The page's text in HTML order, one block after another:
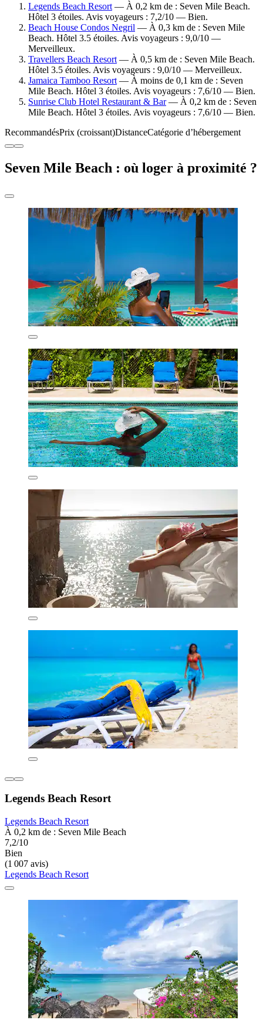
Legends Beach Resort — À 0,2 km de : Seven Mile Beach.
Hôtel 3 étoiles. Avis voyageurs : 7,2/10 — Bien.
Beach House Condos Negril — À 0,3 km de : Seven Mile
Beach. Hôtel 3.5 étoiles. Avis voyageurs : 9,0/10 —
Merveilleux.
Travellers Beach Resort — À 0,5 km de : Seven Mile Beach.
Hôtel 3.5 étoiles. Avis voyageurs : 9,0/10 — Merveilleux.
Jamaica Tamboo Resort — À moins de 0,1 km de : Seven
Mile Beach. Hôtel 3 étoiles. Avis voyageurs : 7,6/10 — Bien.
Sunrise Club Hotel Restaurant & Bar— À 0,2 km de : Seven
Mile Beach. Hôtel 3 étoiles. Avis voyageurs : 7,6/10 — Bien.
RecommandésPrix (croissant)DistanceCatégorie d’hébergement
Seven Mile Beach : où loger à proximité ?
Legends Beach Resort
Legends Beach Resort
À 0,2 km de : Seven Mile Beach
7,2/10
Bien
(1 007 avis)
Legends Beach Resort